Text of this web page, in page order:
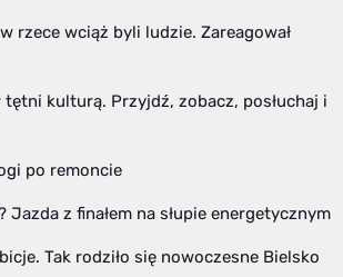
rzece wciąż byli ludzie. Zareagował
tętni kulturą. Przyjdź, zobacz, posłuchaj i
po remoncie
Jazda z finałem na słupie energetycznym
Tak rodziło się nowoczesne Bielsko